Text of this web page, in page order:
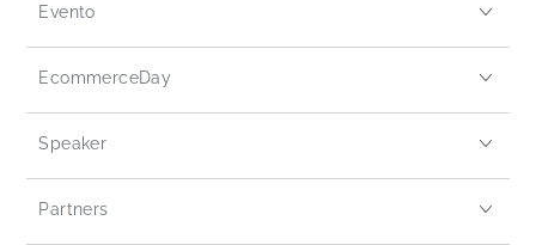
Evento
EcommerceDay
Speaker
Partners